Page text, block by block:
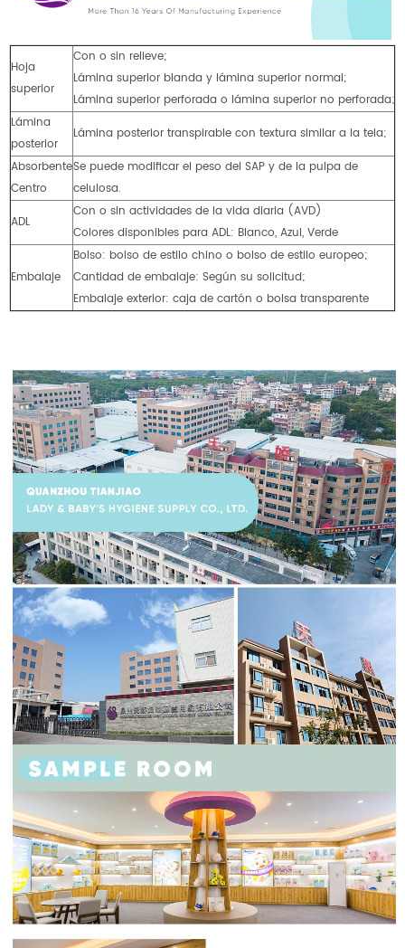
Hoja
superior
Con o sin relieve;
Lámina superior blanda y lámina superior normal;
Lámina superior perforada o lámina superior no perforada;
Lámina
posterior
Lámina posterior transpirable con textura similar a la tela;
Absorbente
Centro
Se puede modificar el peso del SAP y de la pulpa de
celulosa.
ADL
Con o sin actividades de la vida diaria (AVD)
Colores disponibles para ADL: Blanco, Azul, Verde
Embalaje
Bolso: bolso de estilo chino o bolso de estilo europeo;
Cantidad de embalaje: Según su solicitud;
Embalaje exterior: caja de cartón o bolsa transparente